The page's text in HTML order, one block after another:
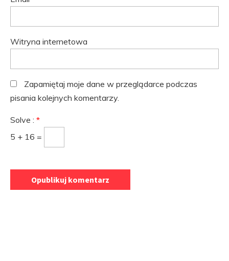
Witryna internetowa
Zapamiętaj moje dane w przeglądarce podczas
pisania kolejnych komentarzy.
Solve : *
5 + 16 =